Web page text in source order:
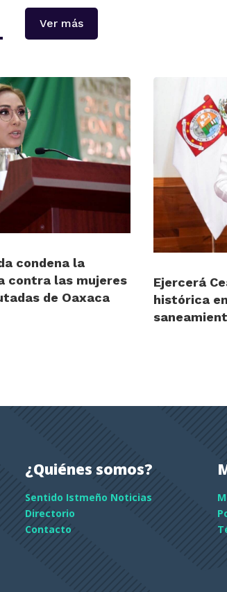
Ver más
condena la
contra las mujeres
de Oaxaca
Ejercerá
histórica
¿Quiénes somos?
Sentido Istmeño Noticias
Directorio
Contacto